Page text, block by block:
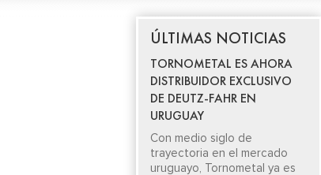
MAQUINARIA NUEVA
MAQUINARIA USADA
DEUTZ-FAHR
AVANT
KESLA
NEUMÁTICOS
BATERÍAS
ÚLTIMAS NOTICIAS
TORNOMETAL ES AHORA
DISTRIBUIDOR EXCLUSIVO
DE DEUTZ-FAHR EN
URUGUAY
Con medio siglo de
trayectoria en el mercado
uruguayo, Tornometal ya es